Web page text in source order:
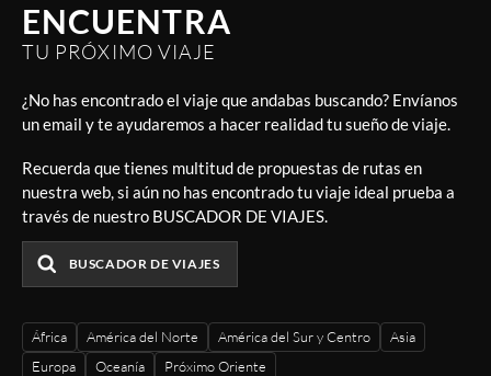
ENCUENTRA
TU PRÓXIMO VIAJE
¿No has encontrado el viaje que andabas buscando? Envíanos
un email y te ayudaremos a hacer realidad tu sueño de viaje.
Recuerda que tienes multitud de propuestas de rutas en
nuestra web, si aún no has encontrado tu viaje ideal prueba a
través de nuestro BUSCADOR DE VIAJES.
BUSCADOR DE VIAJES
África América del Norte América del Sur y Centro
Asia
Europa
Oceanía Próximo Oriente